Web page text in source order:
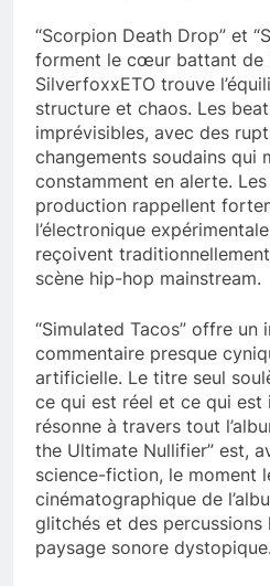
“Scorpion Death Drop” et
forment le cœur battant de
SilverfoxxETO trouve
structure et chaos. Les
imprévisibles, avec des
changements soudains qui
constamment en alerte.
production rappellent
l’électronique
reçoivent
scène hip-hop mainstream.
“Simulated Tacos” offre un
commentaire presque
artificielle. Le titre seul
ce qui est réel et ce qui est
résonne à travers tout
the Ultimate Nullifier” est,
science-fiction, le moment
cinématographique de
glitchés et des percussions
paysage sonore dystopique.